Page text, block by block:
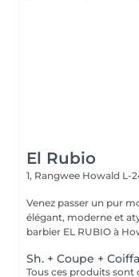
El Rubio
1, Rangwee Howald L-
Venez passer un pur
élégant, moderne et
barbier EL RUBIO à
Sh. + Coupe +